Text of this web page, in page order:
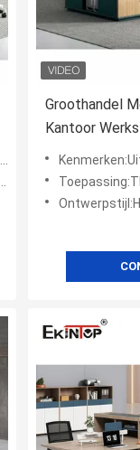
Groothandel
Kantoor